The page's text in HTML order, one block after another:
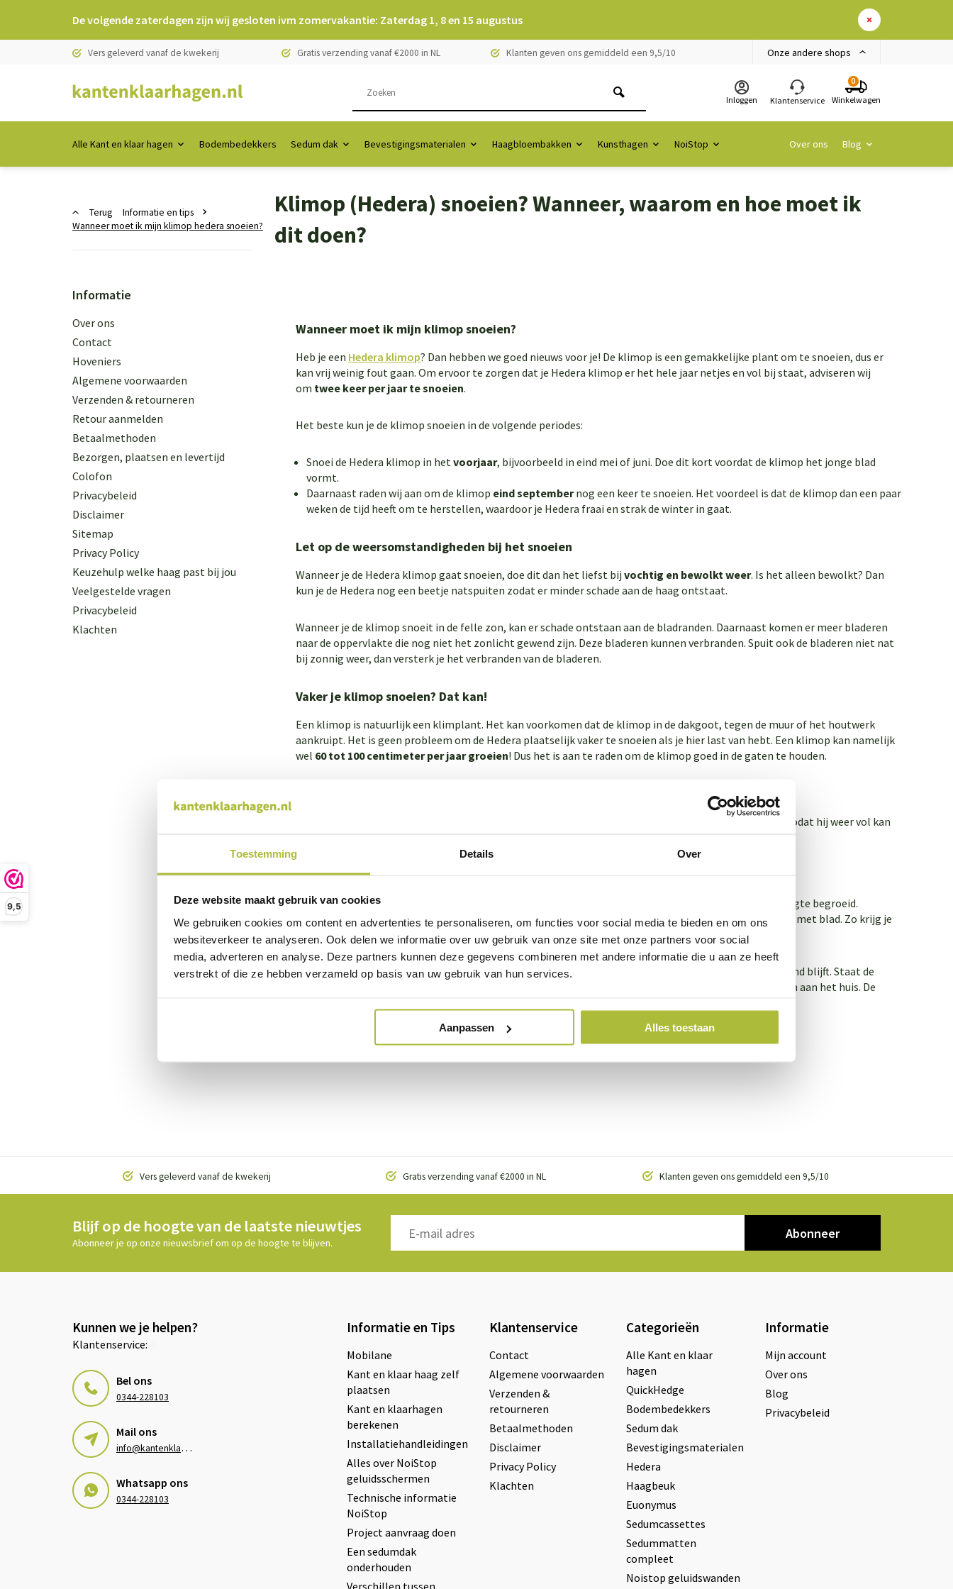
Toestemming Details Over
Deze website maakt gebruik van cookies
We gebruiken cookies om content en advertenties te personaliseren, om functies voor social media te bieden en om ons
websiteverkeer te analyseren. Ook delen we informatie over uw gebruik van onze site met onze partners voor social
media, adverteren en analyse. Deze partners kunnen deze gegevens combineren met andere informatie die u aan ze heeft
verstrekt of die ze hebben verzameld op basis van uw gebruik van hun services.
Aanpassen Alles toestaan
9,5
De volgende zaterdagen zijn wij gesloten ivm zomervakantie: Zaterdag 1, 8 en 15 augustus
Vers geleverd vanaf de kwekerij Gratis verzending vanaf €2000 in NL Klanten geven ons gemiddeld een 9,5/10 Onze andere shops
Inloggen Klantenservice
0
Winkelwagen
Alle Kant en klaar hagen Bodembedekkers Sedum dak Bevestigingsmaterialen Haagbloembakken Kunsthagen NoiStop Over ons Blog
Terug
Informatie en tips
Wanneer moet ik mijn klimop hedera snoeien?
Klimop (Hedera) snoeien? Wanneer, waarom en hoe moet ik
dit doen?
Informatie
Over ons
Contact
Hoveniers
Algemene voorwaarden
Verzenden & retourneren
Retour aanmelden
Betaalmethoden
Bezorgen, plaatsen en levertijd
Colofon
Privacybeleid
Disclaimer
Sitemap
Privacy Policy
Keuzehulp welke haag past bij jou
Veelgestelde vragen
Privacybeleid
Klachten
Wanneer moet ik mijn klimop snoeien?
Heb je een Hedera klimop? Dan hebben we goed nieuws voor je! De klimop is een gemakkelijke plant om te snoeien, dus er
kan vrij weinig fout gaan. Om ervoor te zorgen dat je Hedera klimop er het hele jaar netjes en vol bij staat, adviseren wij
om twee keer per jaar te snoeien.
Het beste kun je de klimop snoeien in de volgende periodes:
Snoei de Hedera klimop in hetvoorjaar, bijvoorbeeld in eind mei of juni. Doe dit kort voordat de klimop het jonge blad
vormt.
Daarnaast raden wij aan om de klimop eind septembernog een keer te snoeien. Het voordeel is dat de klimop dan een paar
weken de tijd heeft om te herstellen, waardoor je Hedera fraai en strak de winter in gaat.
Let op de weersomstandigheden bij het snoeien
Wanneer je de Hedera klimop gaat snoeien, doe dit dan het liefst bij vochtig en bewolkt weer. Is het alleen bewolkt? Dan
kun je de Hedera nog een beetje natspuiten zodat er minder schade aan de haag ontstaat.
Wanneer je de klimop snoeit in de felle zon, kan er schade ontstaan aan de bladranden. Daarnaast komen er meer bladeren
naar de oppervlakte die nog niet het zonlicht gewend zijn. Deze bladeren kunnen verbranden. Spuit ook de bladeren niet nat
bij zonnig weer, dan versterk je het verbranden van de bladeren.
Vaker je klimop snoeien? Dat kan!
Een klimop is natuurlijk een klimplant. Het kan voorkomen dat de klimop in de dakgoot, tegen de muur of het houtwerk
aankruipt. Het is geen probleem om de Hedera plaatselijk vaker te snoeien als je hier last van hebt. Een klimop kan namelijk
wel 60 tot 100 centimeter per jaar groeien! Dus het is aan te raden om de klimop goed in de gaten te houden.
. Zorg ervoor dat je jouw klimop lekker kort snoeit, zodat hij weer vol kan
Waarom moet ik mijn (Hedera) klimop snoeien?
Wanneer je een klimop Hedera bij Kantenklaarhagen.nl besteld, is deze bij levering al tot volledige hoogte begroeid.
Wanneer je2 maal per jaarde klimop snoeit, dan zorg je er op die manier voor dat de haag voller groeit met blad. Zo krijg je
een mooie volle haag. Voor iedere tak die je van de klimop snoeit, krijg je weer twee takken terug.
Daarnaast zorgt het snoeien van de klimop ervoor dat de haag mooi in model blijft en dat de haag gezond blijft. Staat de
klimop haag dicht bij je huis? Dan zorgt het snoeien er ook voor dat de haag geen schade kan aanrichten aan het huis. De
Bekijk hier alle kant en klaar klimop hagen van Kantenklaarhagen.nl!
Vers geleverd vanaf de kwekerij Gratis verzending vanaf €2000 in NL Klanten geven ons gemiddeld een 9,5/10
Blijf op de hoogte van de laatste nieuwtjes
Abonneer je op onze nieuwsbrief om op de hoogte te blijven.
Abonneer
Kunnen we je helpen?
Klantenservice:
Bel ons
0344-228103
Mail ons
i
nfo@kantenklaarhagen.nl
Whatsapp ons
0344-228103
Informatie en Tips
Mobilane
Kant en klaar haag zelf
plaatsen
Kant en klaarhagen
berekenen
Installatiehandleidingen
Alles over NoiStop
geluidsschermen
Technische informatie
NoiStop
Project aanvraag doen
Een sedumdak
onderhouden
Verschillen tussen
Klantenservice
Contact
Algemene voorwaarden
Verzenden &
retourneren
Betaalmethoden
Disclaimer
Privacy Policy
Klachten
Categorieën
Alle Kant en klaar
hagen
QuickHedge
Bodembedekkers
Sedum dak
Bevestigingsmaterialen
Hedera
Haagbeuk
Euonymus
Sedumcassettes
Sedummatten
compleet
Noistop geluidswanden
Informatie
Mijn account
Over ons
Blog
Privacybeleid